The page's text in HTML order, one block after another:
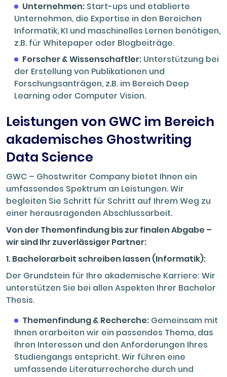
Unternehmen: Start-ups und etablierte
Unternehmen, die Expertise in den Bereichen
Informatik, KI und maschinelles Lernen benötigen,
z.B. für Whitepaper oder Blogbeiträge.
Forscher & Wissenschaftler: Unterstützung bei
der Erstellung von Publikationen und
Forschungsanträgen, z.B. im Bereich Deep
Learning oder Computer Vision.
Leistungen von GWC im Bereich
akademisches Ghostwriting
Data Science
GWC – Ghostwriter Company bietet Ihnen ein
umfassendes Spektrum an Leistungen. Wir
begleiten Sie Schritt für Schritt auf Ihrem Weg zu
einer herausragenden Abschlussarbeit.
Von der Themenfindung bis zur finalen Abgabe –
wir sind Ihr zuverlässiger Partner:
1. Bachelorarbeit schreiben lassen (Informatik):
Der Grundstein für Ihre akademische Karriere: Wir
unterstützen Sie bei allen Aspekten Ihrer Bachelor
Thesis.
Themenfindung & Recherche: Gemeinsam mit
Ihnen erarbeiten wir ein passendes Thema, das
Ihren Interessen und den Anforderungen Ihres
Studiengangs entspricht. Wir führen eine
umfassende Literaturrecherche durch und